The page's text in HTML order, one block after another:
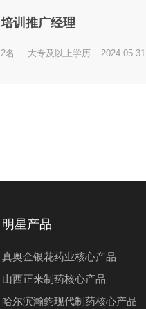
培训推广经理
2名 大专及以上学历 2024.05.31
明星产品
真奥金银花药业核心产品
山西正来制药核心产品
哈尔滨瀚鈞现代制药核心产品